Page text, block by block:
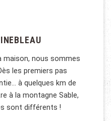
maison, nous sommes
les premiers pas
à quelques km de
à la montagne Sable,
sont différents !